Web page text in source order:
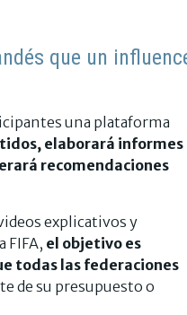
que un
una plataforma
elaborará informes
recomendaciones
explicativos y
FIFA, el objetivo es
todas las federaciones
de su presupuesto o